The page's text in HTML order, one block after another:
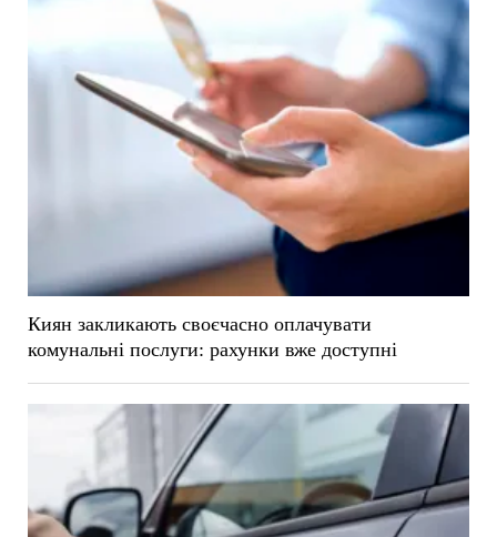
Киян закликають своєчасно оплачувати
комунальні послуги: рахунки вже доступні